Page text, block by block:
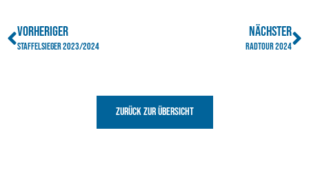
VORHERIGER
Staffelsieger 2023/2024
NÄCHSTER
Radtour 2024
Zurück zur Übersicht